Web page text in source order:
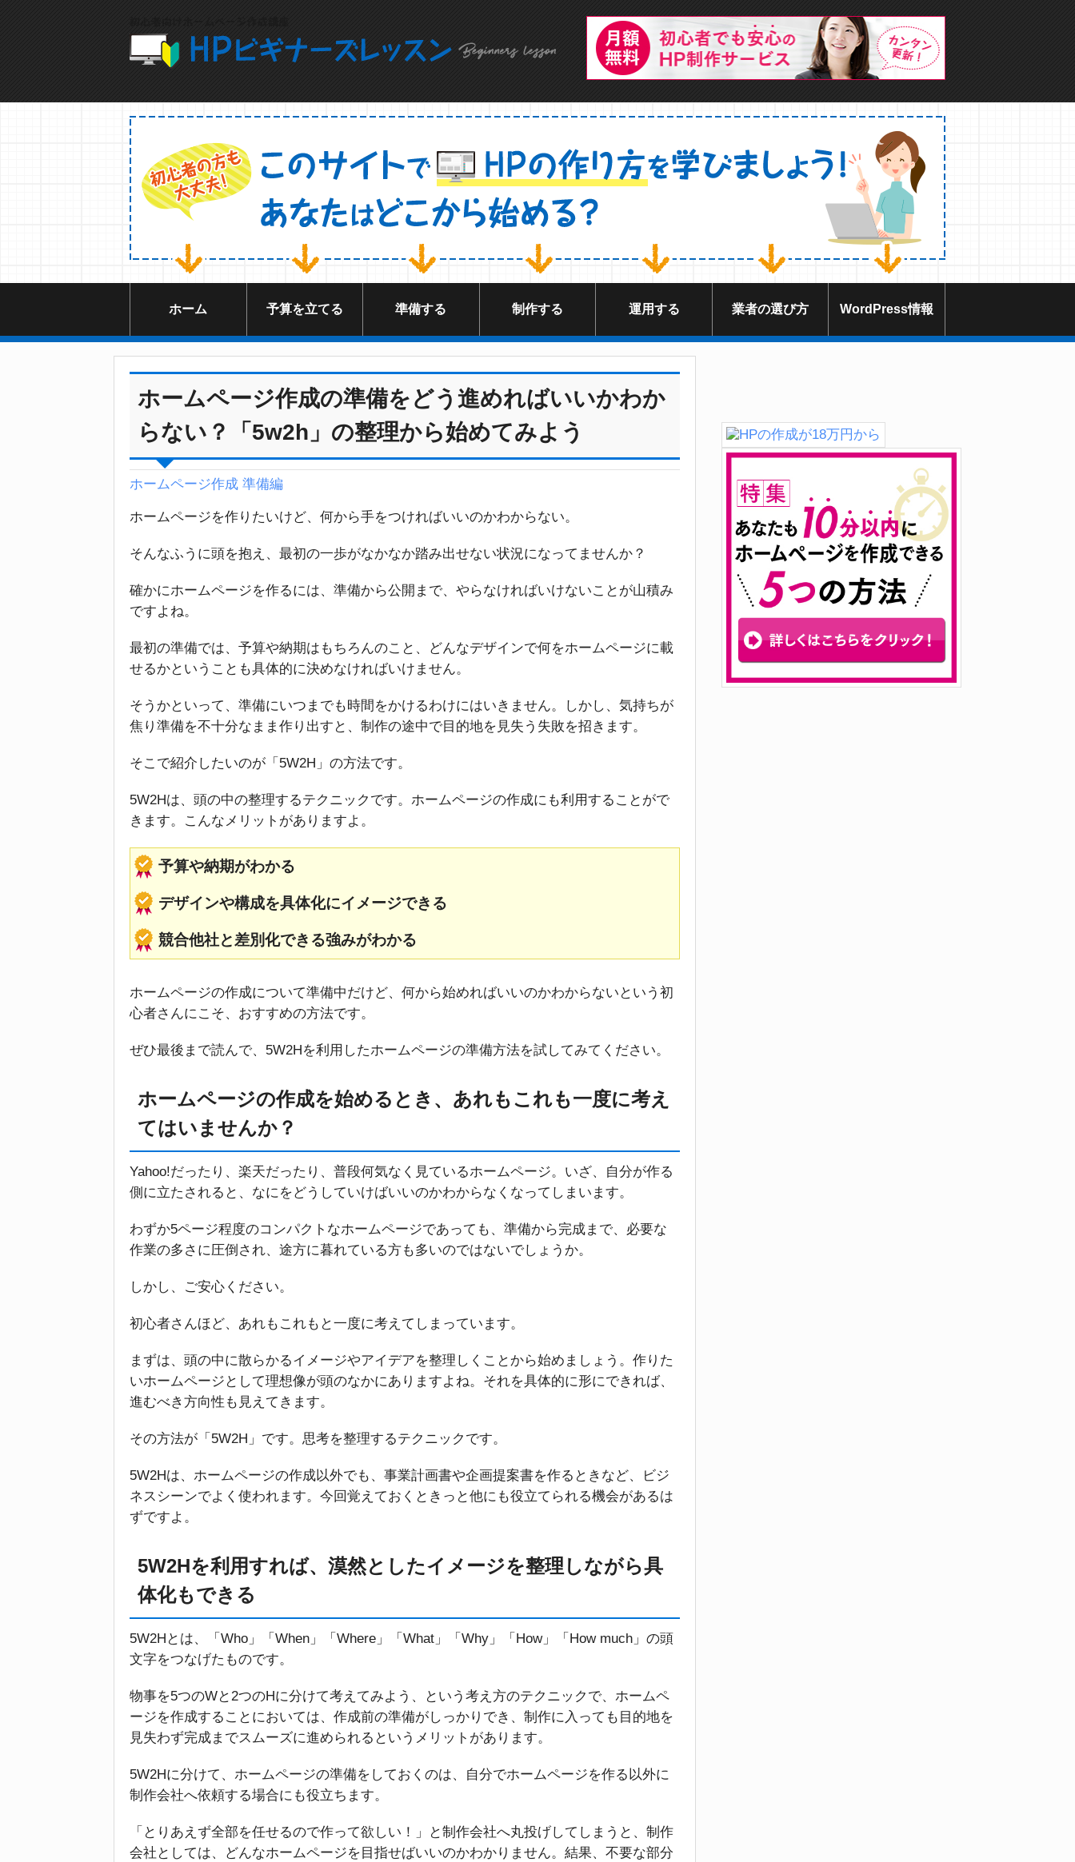
ホーム 予算を立てる 準備する 制作する 運用する 業者の選び方 WordPress情報
ホームページ作成の準備をどう進めればいいかわか
らない？「5w2h」の整理から始めてみよう
ホームページ作成 準備編
ホームページを作りたいけど、何から手をつければいいのかわからない。
そんなふうに頭を抱え、最初の一歩がなかなか踏み出せない状況になってませんか？
確かにホームページを作るには、準備から公開まで、やらなければいけないことが山積み
ですよね。
最初の準備では、予算や納期はもちろんのこと、どんなデザインで何をホームページに載
せるかということも具体的に決めなければいけません。
そうかといって、準備にいつまでも時間をかけるわけにはいきません。しかし、気持ちが
焦り準備を不十分なまま作り出すと、制作の途中で目的地を見失う失敗を招きます。
そこで紹介したいのが「5W2H」の方法です。
5W2Hは、頭の中の整理するテクニックです。ホームページの作成にも利用することがで
きます。こんなメリットがありますよ。
予算や納期がわかる
デザインや構成を具体化にイメージできる
競合他社と差別化できる強みがわかる
ホームページの作成について準備中だけど、何から始めればいいのかわからないという初
心者さんにこそ、おすすめの方法です。
ぜひ最後まで読んで、5W2Hを利用したホームページの準備方法を試してみてください。
ホームページの作成を始めるとき、あれもこれも一度に考え
てはいませんか？
Yahoo!だったり、楽天だったり、普段何気なく見ているホームページ。いざ、自分が作る
側に立たされると、なにをどうしていけばいいのかわからなくなってしまいます。
わずか5ページ程度のコンパクトなホームページであっても、準備から完成まで、必要な
作業の多さに圧倒され、途方に暮れている方も多いのではないでしょうか。
しかし、ご安心ください。
初心者さんほど、あれもこれもと一度に考えてしまっています。
まずは、頭の中に散らかるイメージやアイデアを整理しくことから始めましょう。作りた
いホームページとして理想像が頭のなかにありますよね。それを具体的に形にできれば、
進むべき方向性も見えてきます。
その方法が「5W2H」です。思考を整理するテクニックです。
5W2Hは、ホームページの作成以外でも、事業計画書や企画提案書を作るときなど、ビジ
ネスシーンでよく使われます。今回覚えておくときっと他にも役立てられる機会があるは
ずですよ。
5W2Hを利用すれば、漠然としたイメージを整理しながら具
体化もできる
5W2Hとは、「Who」「When」「Where」「What」「Why」「How」「How much」の頭
文字をつなげたものです。
物事を5つのWと2つのHに分けて考えてみよう、という考え方のテクニックで、ホームペ
ージを作成することにおいては、作成前の準備がしっかりでき、制作に入っても目的地を
見失わず完成までスムーズに進められるというメリットがあります。
5W2Hに分けて、ホームページの準備をしておくのは、自分でホームページを作る以外に
制作会社へ依頼する場合にも役立ちます。
「とりあえず全部を任せるので作って欲しい！」と制作会社へ丸投げしてしまうと、制作
会社としては、どんなホームページを目指せばいいのかわかりません。結果、不要な部分